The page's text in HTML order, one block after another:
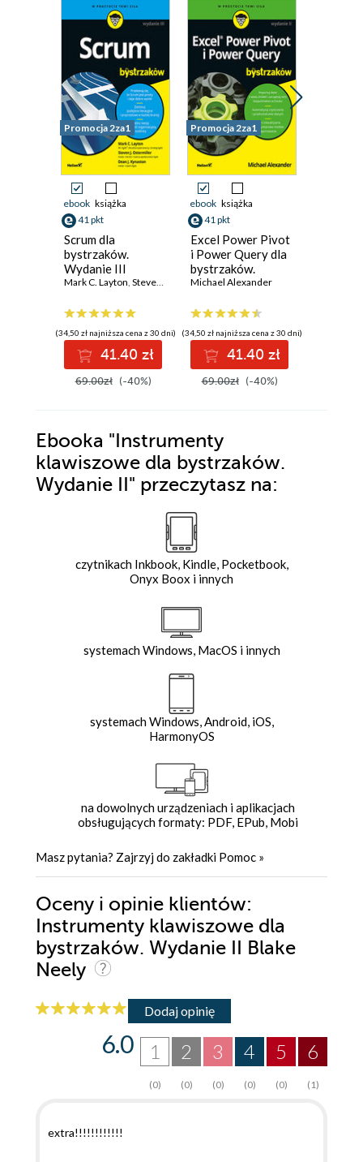
Promocja 2za1
ebook książka
41 pkt
Scrum dla
bystrzaków.
Wydanie III
Mark C. Layton Steven J. Ostermiller , Dean J. Kynaston
(34,50 zł najniższa cena z 30 dni)
41.40 zł
69.00zł (-40%)
Promocja 2za1
ebook książka
41 pkt
Excel Power Pivot
i Power Query dla
bystrzaków.
Wydanie II
Michael Alexander
(34,50 zł najniższa cena z 30 dni)
41.40 zł
69.00zł (-40%)
Ebooka "Instrumenty
klawiszowe dla bystrzaków.
Wydanie II" przeczytasz na:
czytnikach Inkbook, Kindle, Pocketbook,
Onyx Boox i innych
systemach Windows, MacOS i innych
systemach Windows, Android, iOS,
HarmonyOS
na dowolnych urządzeniach i aplikacjach
obsługujących formaty: PDF, EPub, Mobi
Masz pytania? Zajrzyj do zakładki Pomoc »
Oceny i opinie klientów:
Instrumenty klawiszowe dla
bystrzaków. Wydanie II Blake
Neely
Dodaj opinię
6
(1)
5
(0)
4
(0)
3
(0)
2
(0)
1
(0)
6.0
extra!!!!!!!!!!!!